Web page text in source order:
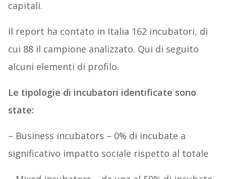
capitali.
Il report ha contato in Italia 162 incubatori, di
cui 88 il campione analizzato. Qui di seguito
alcuni elementi di profilo.
Le tipologie di incubatori identificate sono
state:
– Business incubators – 0% di incubate a
significativo impatto sociale rispetto al totale